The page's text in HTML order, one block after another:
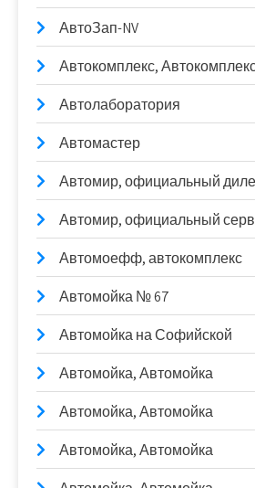
АвтоЗап-NV
Автокомплекс,
Автолаборатория
Автомастер
Автомир, официальный
Автомир, официальный
Автомоефф, автокомплекс
Автомойка № 67
Автомойка на Софийской
Автомойка, Автомойка
Автомойка, Автомойка
Автомойка, Автомойка